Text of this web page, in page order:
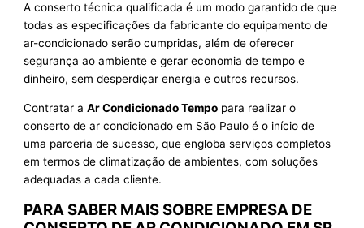
A conserto técnica qualificada é um modo garantido de que
todas as especificações da fabricante do equipamento de
ar-condicionado serão cumpridas, além de oferecer
segurança ao ambiente e gerar economia de tempo e
dinheiro, sem desperdiçar energia e outros recursos.
Contratar aAr Condicionado Tempo para realizar o
conserto de ar condicionado em São Paulo é o início de
uma parceria de sucesso, que engloba serviços completos
em termos de climatização de ambientes, com soluções
adequadas a cada cliente.
PARA SABER MAIS SOBRE EMPRESA DE